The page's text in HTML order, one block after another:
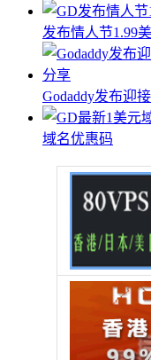
发布情人节1.99
Godaddy发布迎
域名优惠码